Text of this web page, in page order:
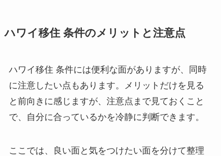
ハワイ移住 条件のメリットと注意点
ハワイ移住 条件には便利な面がありますが、同時
に注意したい点もあります。メリットだけを見る
と前向きに感じますが、注意点まで見ておくこと
で、自分に合っているかを冷静に判断できます。
ここでは、良い面と気をつけたい面を分けて整理